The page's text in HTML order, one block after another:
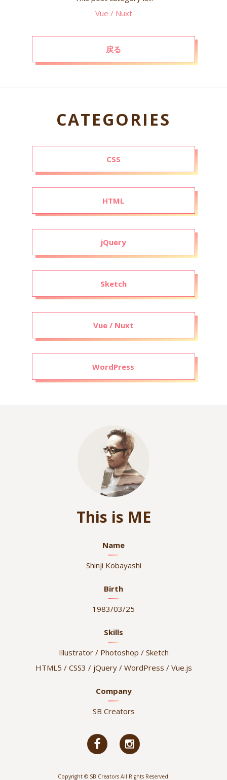
Vue / Nuxt
戻る
CATEGORIES
CSS
HTML
jQuery
Sketch
Vue / Nuxt
WordPress
This is ME
Name
Shinji Kobayashi
Birth
1983/03/25
Skills
Illustrator / Photoshop / Sketch
HTML5 / CSS3 / jQuery / WordPress / Vue.js
Company
SB Creators
Copyright © SB Creators All Rights Reserved.